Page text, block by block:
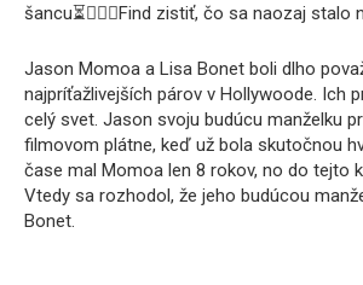
šancu⏳💁🏻‍♀️Find zistiť, čo sa naozaj stalo
Jason Momoa a Lisa Bonet boli dlho
najpríťažlivejších párov v Hollywoode. Ich
celý svet. Jason svoju budúcu manželku
filmovom plátne, keď už bola skutočnou
čase mal Momoa len 8 rokov, no do tejto
Vtedy sa rozhodol, že jeho budúcou
Bonet.